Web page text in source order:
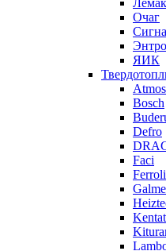
Очаг
ЯИК
Atmos
Bosch
Defro
Faci
Ferroli